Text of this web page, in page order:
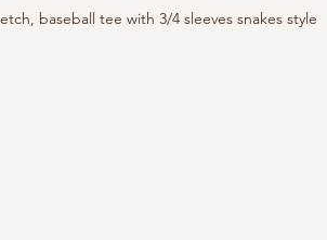
baseball tee with 3/4 sleeves snakes style